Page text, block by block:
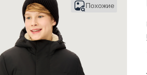
Похожие